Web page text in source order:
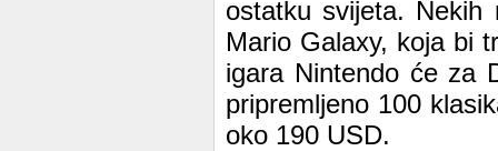
ostatku svijeta. Nekih
Mario Galaxy, koja bi
igara Nintendo će za
pripremljeno 100
oko 190 USD.